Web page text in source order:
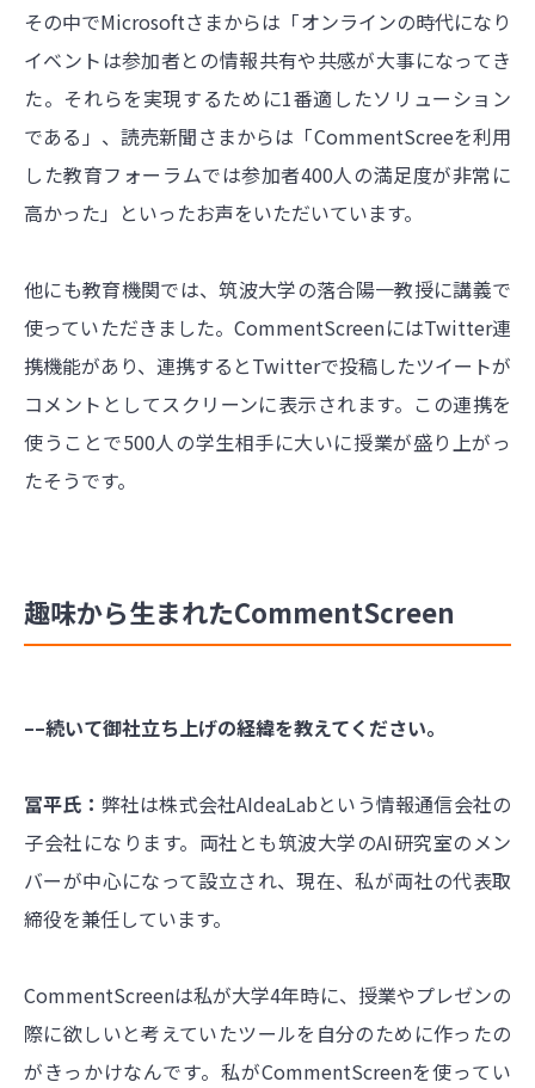
その中でMicrosoftさまからは「オンラインの時代になり
イベントは参加者との情報共有や共感が大事になってき
た。それらを実現するために1番適したソリューション
である」、読売新聞さまからは「CommentScreeを利用
した教育フォーラムでは参加者400人の満足度が非常に
高かった」といったお声をいただいています。
他にも教育機関では、筑波大学の落合陽一教授に講義で
使っていただきました。CommentScreenにはTwitter連
携機能があり、連携するとTwitterで投稿したツイートが
コメントとしてスクリーンに表示されます。この連携を
使うことで500人の学生相手に大いに授業が盛り上がっ
たそうです。
趣味から生まれたCommentScreen
––続いて御社立ち上げの経緯を教えてください。
冨平氏： 弊社は株式会社AIdeaLabという情報通信会社の
子会社になります。両社とも筑波大学のAI研究室のメン
バーが中心になって設立され、現在、私が両社の代表取
締役を兼任しています。
CommentScreenは私が大学4年時に、授業やプレゼンの
際に欲しいと考えていたツールを自分のために作ったの
がきっかけなんです。私がCommentScreenを使ってい